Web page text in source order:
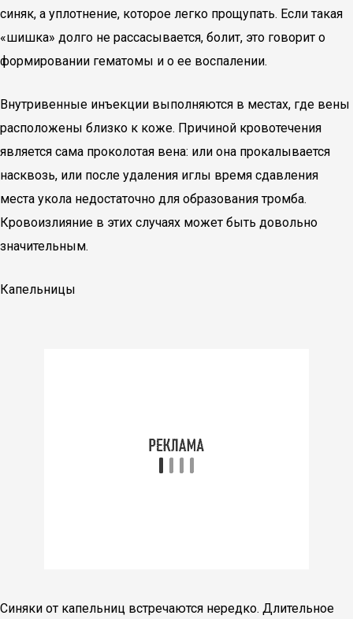
синяк, а уплотнение, которое легко прощупать. Если такая
«шишка» долго не рассасывается, болит, это говорит о
формировании гематомы и о ее воспалении.
Внутривенные инъекции выполняются в местах, где вены
расположены близко к коже. Причиной кровотечения
является сама проколотая вена: или она прокалывается
насквозь, или после удаления иглы время сдавления
места укола недостаточно для образования тромба.
Кровоизлияние в этих случаях может быть довольно
значительным.
Капельницы
Синяки от капельниц встречаются нередко. Длительное